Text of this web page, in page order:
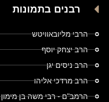
רבנים בתמונות
הרבי מליובאוויטש
הרב יצחק יוסף
הרב ניסים יגן
הרב מרדכי אליהו
הרמב"ם - רבי משה בן מימון